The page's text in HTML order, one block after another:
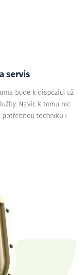
servis
bude k dispozici už
Navíc k tomu nic
potřebnou techniku i